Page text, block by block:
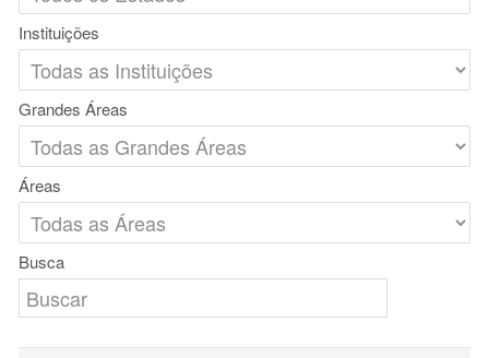
Instituições
Grandes Áreas
Áreas
Busca